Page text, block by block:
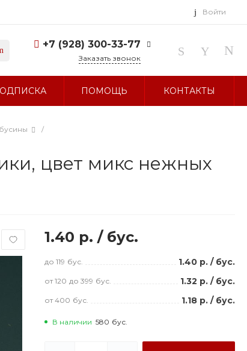
Войти
+7 (928) 300-33-77
г. Ставрополь, ул.
sale@glavbusina.ru
Заказать звонок
ПОМОЩЬ КОНТАКТЫ
/
цвет микс нежных
1.40 р./ бус.
до 119 бус. 1.40 р. / бус.
от 120 до 399 бус. 1.32 р. / бус.
от 400 бус. 1.18 р. / бус.
В наличии 580 бус.